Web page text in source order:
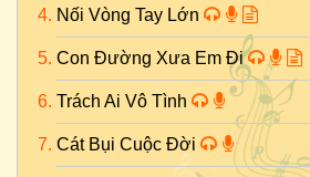
Nối Vòng Tay Lớn
Con Đường Xưa Em Đi
Trách Ai Vô Tình
Cát Bụi Cuộc Đời